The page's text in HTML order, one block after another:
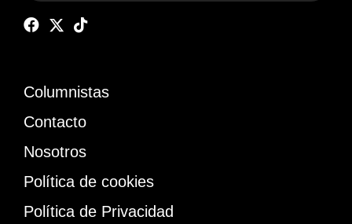
Columnistas
Contacto
Nosotros
Política de cookies
Política de Privacidad